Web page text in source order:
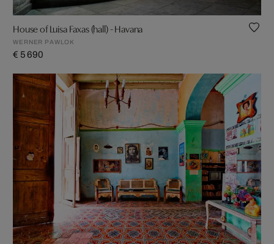
House of Luisa Faxas (hall) - Havana
WERNER PAWLOK
€ 5 690